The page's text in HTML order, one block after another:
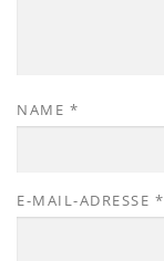
NAME *
E-MAIL-ADRESSE *